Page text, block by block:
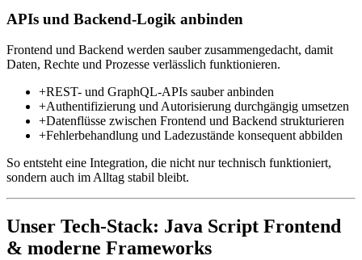
APIs und Backend-Logik anbinden
Frontend und Backend werden sauber zusammengedacht, damit
Daten, Rechte und Prozesse verlässlich funktionieren.
+REST- und GraphQL-APIs sauber anbinden
+Authentifizierung und Autorisierung durchgängig umsetzen
+Datenflüsse zwischen Frontend und Backend strukturieren
+Fehlerbehandlung und Ladezustände konsequent abbilden
So entsteht eine Integration, die nicht nur technisch funktioniert,
sondern auch im Alltag stabil bleibt.
Unser Tech-Stack: Java Script Frontend
& moderne Frameworks